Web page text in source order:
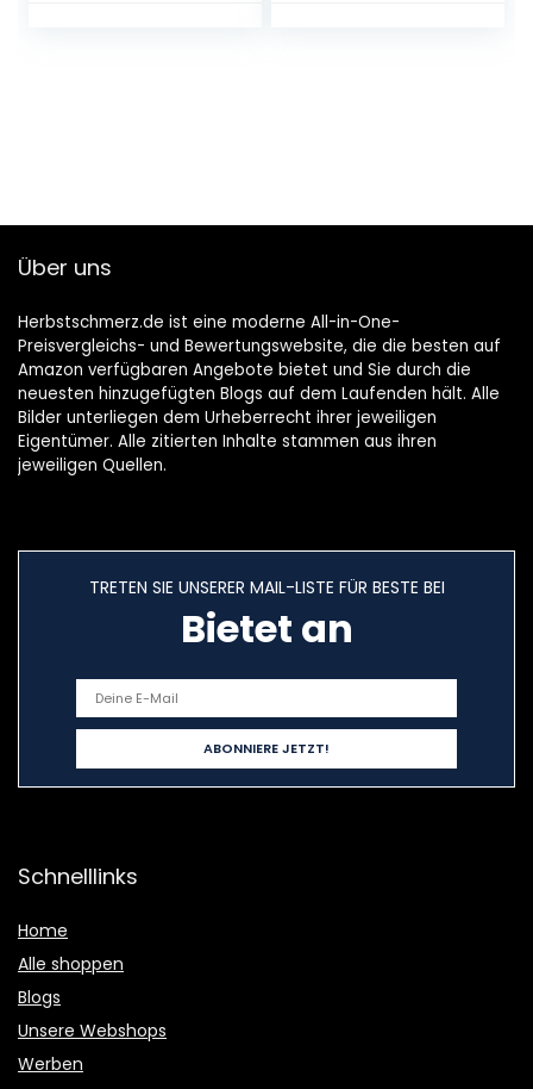
Über uns
Herbstschmerz.de ist eine moderne All-in-One-
Preisvergleichs- und Bewertungswebsite, die die besten auf
Amazon verfügbaren Angebote bietet und Sie durch die
neuesten hinzugefügten Blogs auf dem Laufenden hält. Alle
Bilder unterliegen dem Urheberrecht ihrer jeweiligen
Eigentümer. Alle zitierten Inhalte stammen aus ihren
jeweiligen Quellen.
TRETEN SIE UNSERER MAIL-LISTE FÜR BESTE BEI
Bietet an
Schnelllinks
Home
Alle shoppen
Blogs
Unsere Webshops
Werben